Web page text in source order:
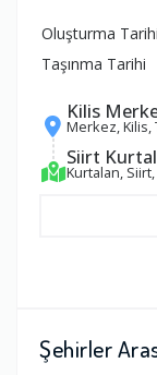
Oluşturma Tarihi
Taşınma Tarihi
Kilis
Merkez, Kilis,
Siirt
Kurtalan,
Şehirler